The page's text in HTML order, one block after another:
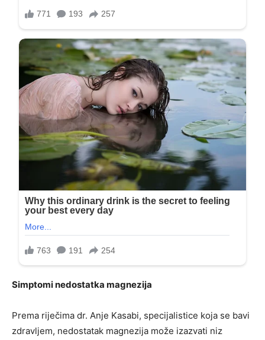
Simptomi nedostatka magnezija
Prema riječima dr. Anje Kasabi, specijalistice koja se bavi
zdravljem, nedostatak magnezija može izazvati niz